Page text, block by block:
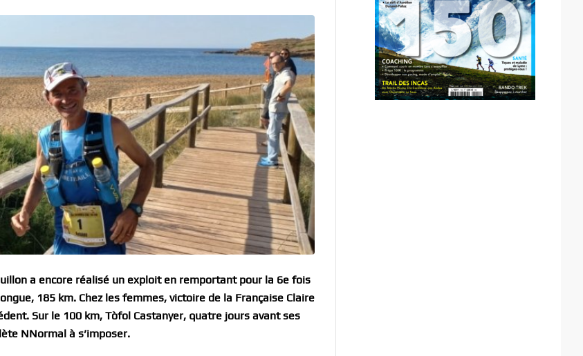
a encore réalisé un exploit en remportant pour la 6e fois
185 km. Chez les femmes, victoire de la Française Claire
Sur le 100 km, Tòfol Castanyer, quatre jours avant ses
NNormal à s’imposer.